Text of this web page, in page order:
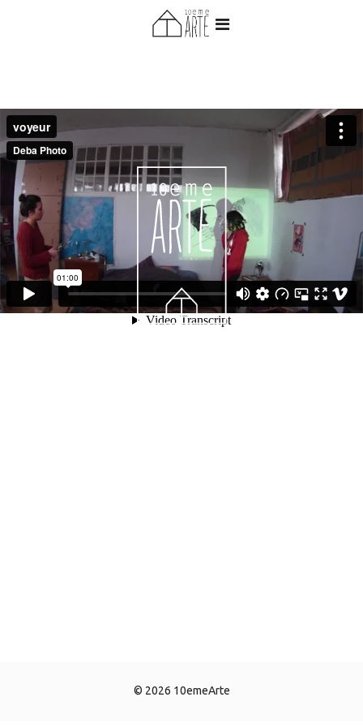
© 2026 10emeArte